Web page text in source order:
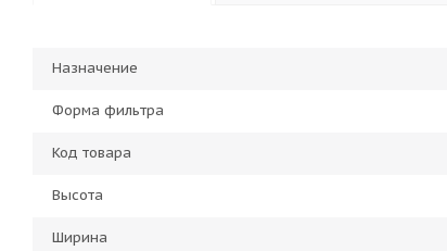
Назначение
Форма фильтра
Код товара
Высота
Ширина